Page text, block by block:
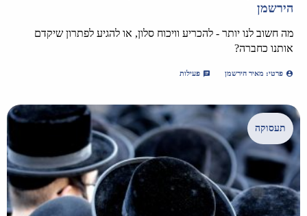
הירשמן
מה חשוב לנו יותר - להכריע וויכוח סלון, או להגיע לפתרון שיקדם
אותנו כחברה?
פרטי: מאיר הירשמן פעילות
תעסוקה